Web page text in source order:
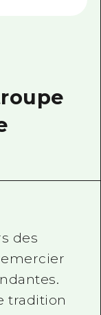
des
tradition